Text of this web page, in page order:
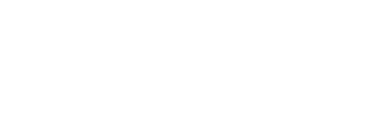
poťah, stredne mäkky H2